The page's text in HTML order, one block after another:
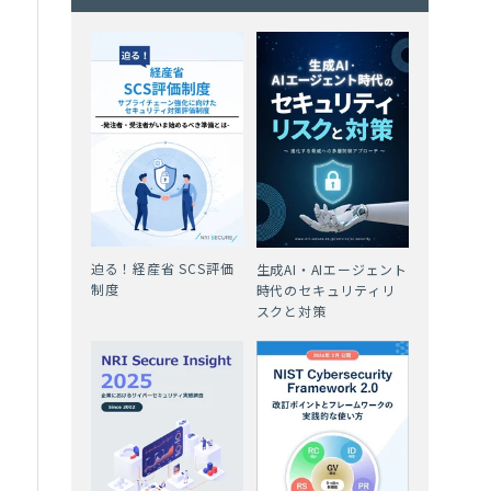
迫る！経産省 SCS評価
制度
生成AI・AIエージェント
時代のセキュリティリ
スクと対策